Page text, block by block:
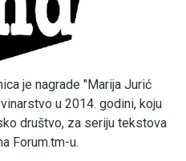
je nagrade "Marija Jurić
u 2014. godini, koju
društvo, za seriju tekstova
Forum.tm-u.